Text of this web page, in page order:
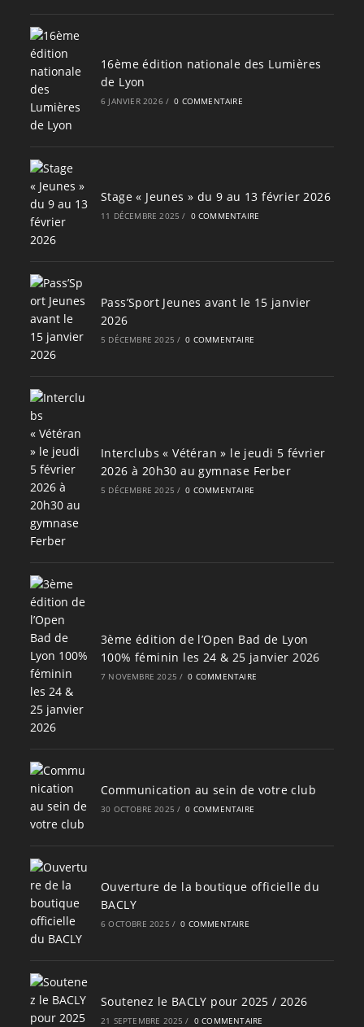
16ème édition nationale des Lumières
de Lyon
6 JANVIER 2026 / 0 COMMENTAIRE
Stage « Jeunes » du 9 au 13 février 2026
11 DÉCEMBRE 2025 / 0 COMMENTAIRE
Pass’Sport Jeunes avant le 15 janvier
2026
5 DÉCEMBRE 2025 / 0 COMMENTAIRE
Interclubs « Vétéran » le jeudi 5 février
2026 à 20h30 au gymnase Ferber
5 DÉCEMBRE 2025 / 0 COMMENTAIRE
3ème édition de l’Open Bad de Lyon
100% féminin les 24 & 25 janvier 2026
7 NOVEMBRE 2025 / 0 COMMENTAIRE
Communication au sein de votre club
30 OCTOBRE 2025 / 0 COMMENTAIRE
Ouverture de la boutique officielle du
BACLY
6 OCTOBRE 2025 / 0 COMMENTAIRE
Soutenez le BACLY pour 2025 / 2026
21 SEPTEMBRE 2025 / 0 COMMENTAIRE